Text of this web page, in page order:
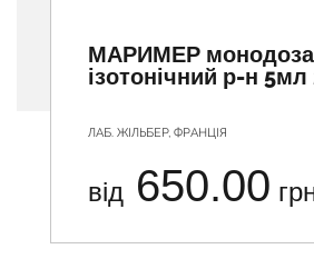
МАРИМЕР монодоза
ізотонічний р-н 5мл
ЛАБ. ЖІЛЬБЕР, ФРАНЦІЯ
від 650.00